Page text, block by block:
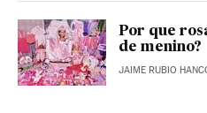
Por que
de menino?
JAIME RUBIO